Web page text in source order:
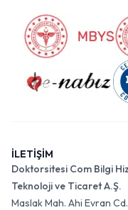
İLETİŞİM
Doktorsitesi Com Bilgi
Teknoloji ve Ticaret A.Ş.
Maslak Mah. Ahi Evran